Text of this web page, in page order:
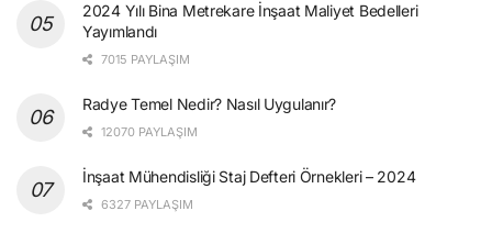
2024 Yılı Bina Metrekare İnşaat Maliyet Bedelleri
Yayımlandı
7015 PAYLAŞIM
Radye Temel Nedir? Nasıl Uygulanır?
12070 PAYLAŞIM
İnşaat Mühendisliği Staj Defteri Örnekleri – 2024
6327 PAYLAŞIM